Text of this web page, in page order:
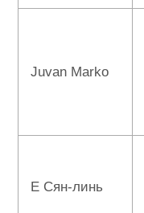
Juvan Marko
Е Сян-линь